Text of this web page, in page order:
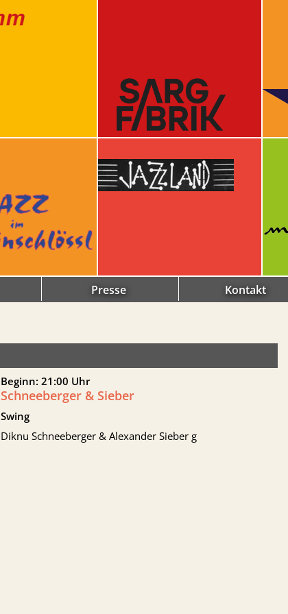
Presse Kontakt
Beginn: 21:00 Uhr
Schneeberger & Sieber
Swing
Diknu Schneeberger & Alexander Sieber g